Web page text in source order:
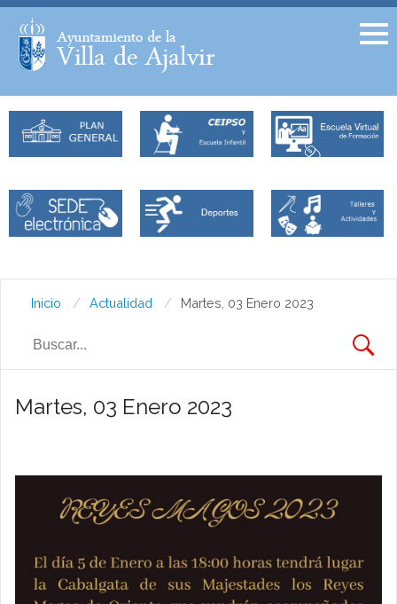
Facebook
Inicio Actualidad Martes, 03 Enero 2023
Martes, 03 Enero 2023